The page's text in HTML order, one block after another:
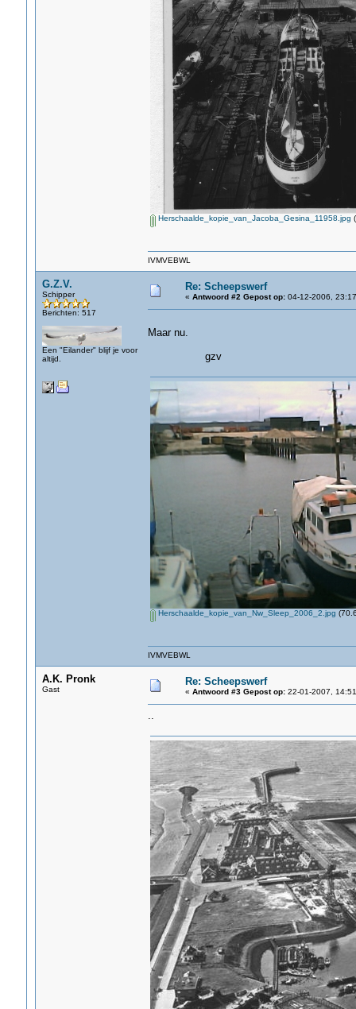
Herschaalde_kopie_van_Jacoba_Gesina_11958.jpg
IVMVEBWL
G.Z.V.
Schipper
Berichten: 517
Een "Eilander" blijf je voor
altijd.
Re: Scheepswerf
« Antwoord #2 Gepost op:04-12-2006,
Maar nu.
gzv
Herschaalde_kopie_van_Nw_Sleep_2006_2.jpg
IVMVEBWL
A.K. Pronk
Gast
Re: Scheepswerf
« Antwoord #3 Gepost op:22-01-2007,
..